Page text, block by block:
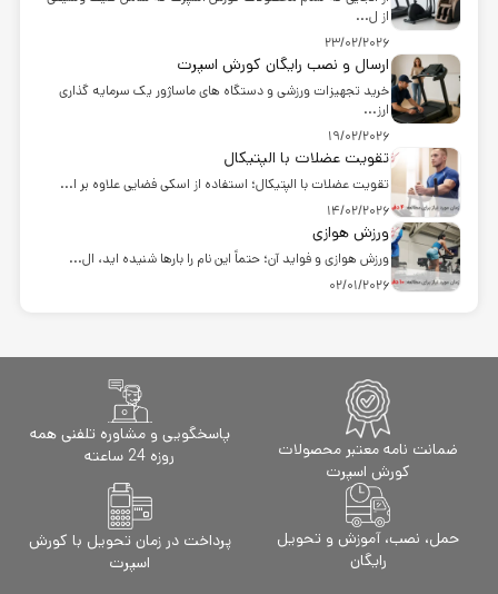
از ل...
23/02/2026
ارسال و نصب رایگان کورش اسپرت
خرید تجهیزات ورزشی و دستگاه های ماساژور یک سرمایه گذاری
ارز...
19/02/2026
تقویت عضلات با الپتیکال
تقویت عضلات با الپتیکال؛ استفاده از اسکی فضایی علاوه بر ا...
14/02/2026
ورزش هوازی
ورزش هوازی و فواید آن؛ حتماً این نام را بارها شنیده اید، ال...
02/01/2026
ضمانت نامه معتبر محصولات
کورش اسپرت
پاسخگویی و مشاوره تلفنی همه
روزه 24 ساعته
حمل، نصب، آموزش و تحویل
رایگان
پرداخت در زمان تحویل با کورش
اسپرت